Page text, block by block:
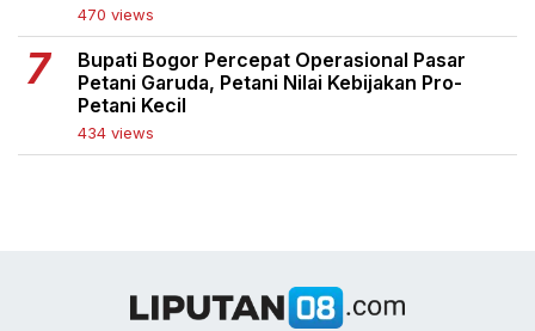
470 views
Bupati Bogor Percepat Operasional Pasar
Petani Garuda, Petani Nilai Kebijakan Pro-
Petani Kecil
434 views